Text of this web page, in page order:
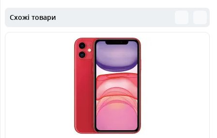
Схожі товари